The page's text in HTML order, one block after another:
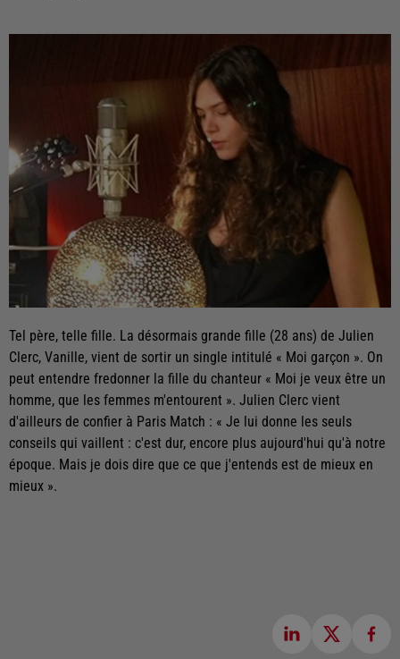
Tel père, telle fille. La désormais grande fille (28 ans) de Julien
Clerc, Vanille, vient de sortir un single intitulé « Moi garçon ». On
peut entendre fredonner la fille du chanteur « Moi je veux être un
homme, que les femmes m'entourent ». Julien Clerc vient
d'ailleurs de confier à Paris Match : « Je lui donne les seuls
conseils qui vaillent : c'est dur, encore plus aujourd'hui qu'à notre
époque. Mais je dois dire que ce que j'entends est de mieux en
mieux ».